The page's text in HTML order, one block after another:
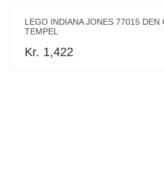
LEGO INDIANA JONES 77015 DEN
TEMPEL
Kr. 1,422